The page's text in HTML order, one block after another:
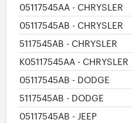
05117545AA - CHRYSLER
05117545AB - CHRYSLER
5117545AB - CHRYSLER
K05117545AA - CHRYSLER
05117545AB - DODGE
5117545AB - DODGE
05117545AB - JEEP